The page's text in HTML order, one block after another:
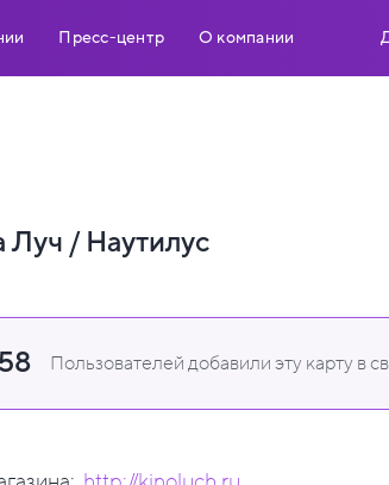
Пресс-центр О компании
Луч / Наутилус
Пользователей добавили эту карту в